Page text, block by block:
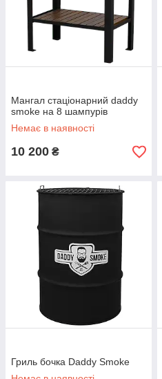
Мангал стаціонарний daddy
smoke на 8 шампурів
Немає в наявності
10 200 ₴
Гриль бочка Daddy Smoke